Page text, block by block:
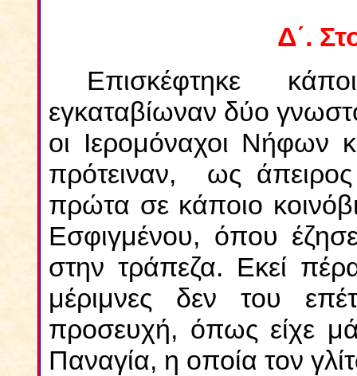
Δ΄.
Επισκέφτηκε
εγκαταβίωναν δύο
οι Ιερομόναχοι Νήφων
πρότειναν, ως
πρώτα σε κάποιο
Εσφιγμένου, όπου
στην τράπεζα. Εκεί
μέριμνες δεν του
προσευχή, όπως είχε
Παναγία, η οποία τον